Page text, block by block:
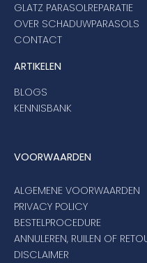
GLATZ PARASOLREPARATIE
OVER SCHADUWPARASOLS
CONTACT
ARTIKELEN
BLOGS
KENNISBANK
VOORWAARDEN
ALGEMENE VOORWAARDEN
PRIVACY POLICY
BESTELPROCEDURE
ANNULEREN, RUILEN OF
DISCLAIMER